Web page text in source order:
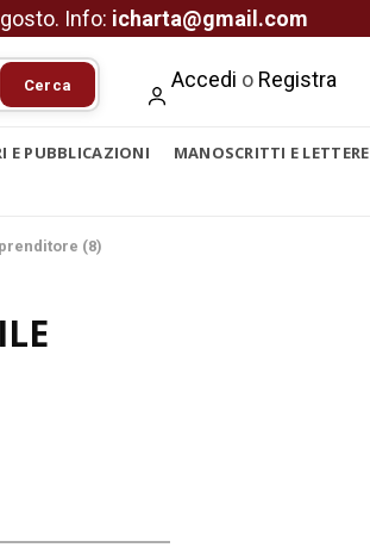
Info: icharta@gmail.com
Cerca Accedi o Registra
E PUBBLICAZIONI
MANOSCRITTI E LETTERE
(8)